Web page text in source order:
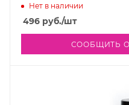
Нет в наличии
496 руб./шт
СООБЩИТЬ